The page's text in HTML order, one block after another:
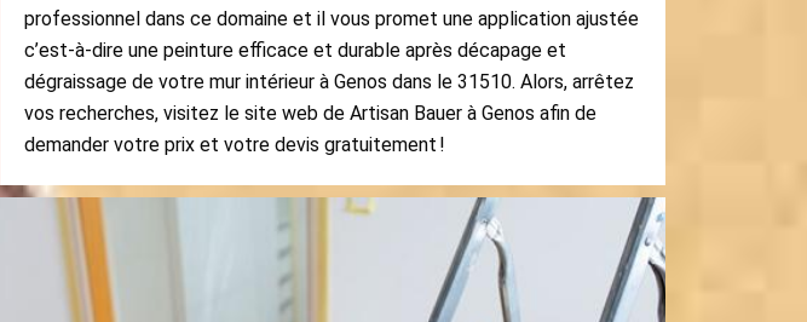
professionnel dans ce domaine et il vous promet une application ajustée
c’est-à-dire une peinture efficace et durable après décapage et
dégraissage de votre mur intérieur à Genos dans le 31510. Alors, arrêtez
vos recherches, visitez le site web de Artisan Bauer à Genos afin de
demander votre prix et votre devis gratuitement !